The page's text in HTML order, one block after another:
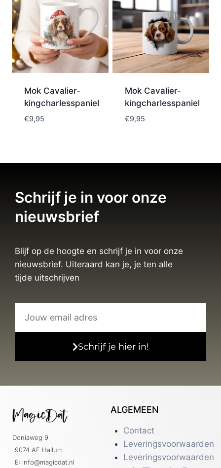
Mok Cavalier-
kingcharlesspaniel
€9,95
Mok Cavalier-
kingcharlesspaniel
€9,95
Schrijf je in voor onze
nieuwsbrief
Blijf op de hoogte en schrijf je in voor onze
nieuwsbrief. Uiteraard kan je, je ten alle
tijde uitschrijven
Schrijf je hier in!
Doniaweg 9
9074 AE Hallum
E: info@magicdat.nl
ALGEMEEN
Contact
Leveringsvoorwaarden
Leveringsvoorwaarden